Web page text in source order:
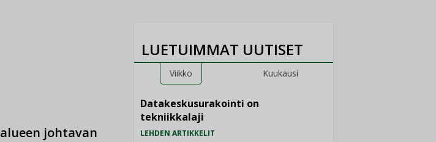
johtavan
LUETUIMMAT UUTISET
Viikko Kuukausi
Datakeskusurakointi on
tekniikkalaji
LEHDEN ARTIKKELIT